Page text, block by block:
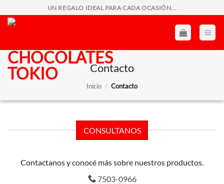
al
UN REGALO IDEAL PARA CADA OCASIÓN...
Contacto
Inicio / Contacto
CONSULTANOS
Contactanos y conocé más sobre nuestros productos.
7503-0966